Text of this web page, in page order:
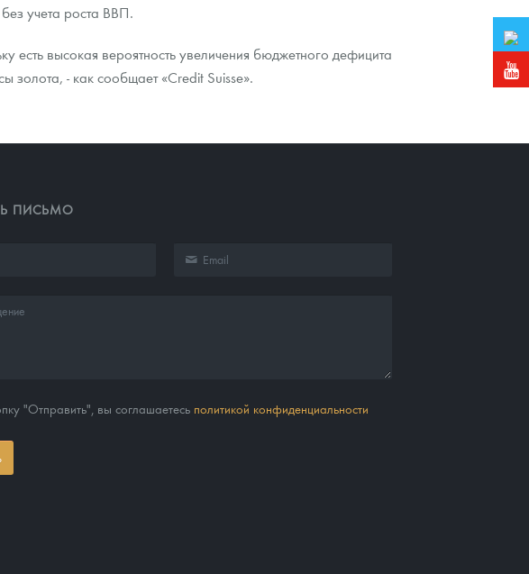
учета роста ВВП.
высокая вероятность увеличения бюджетного дефицита
золота, - как сообщает «Credit Suisse».
ПИСЬМО
"Отправить", вы соглашаетесь политикой конфиденциальности